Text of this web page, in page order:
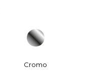
Cromo